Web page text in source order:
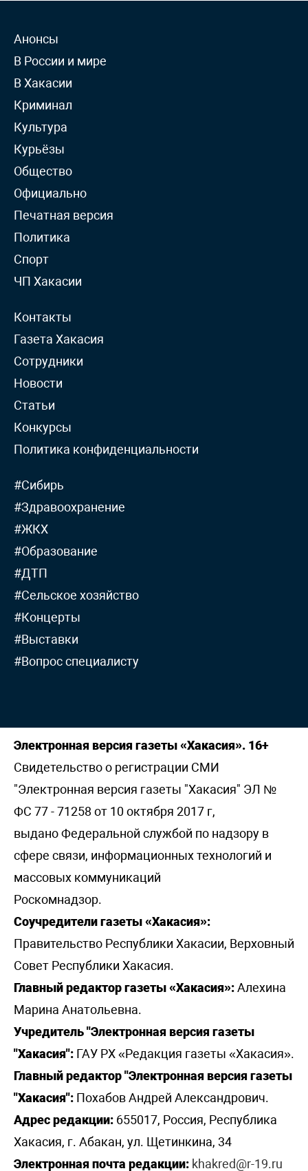
Анонсы
В России и мире
В Хакасии
Криминал
Культура
Курьёзы
Общество
Официально
Печатная версия
Политика
Спорт
ЧП Хакасии
Контакты
Газета Хакасия
Сотрудники
Новости
Статьи
Конкурсы
Политика конфиденциальности
#Сибирь
#Здравоохранение
#ЖКХ
#Образование
#ДТП
#Сельское хозяйство
#Концерты
#Выставки
#Вопрос специалисту
Электронная версия газеты «Хакасия». 16+
Свидетельство о регистрации СМИ
"Электронная версия газеты "Хакасия" ЭЛ №
ФС 77 - 71258 от 10 октября 2017 г,
выдано Федеральной службой по надзору в
сфере связи, информационных технологий и
массовых коммуникаций
Роскомнадзор.
Соучредители газеты «Хакасия»:
Правительство Республики Хакасии, Верховный
Совет Республики Хакасия.
Главный редактор газеты «Хакасия»:Алехина
Марина Анатольевна.
Учредитель "Электронная версия газеты
"Хакасия": ГАУ РХ «Редакция газеты «Хакасия».
Главный редактор "Электронная версия газеты
"Хакасия": Похабов Андрей Александрович.
Адрес редакции: 655017, Россия, Республика
Хакасия, г. Абакан, ул. Щетинкина, 34
Электронная почта редакции: khakred@r-19.ru